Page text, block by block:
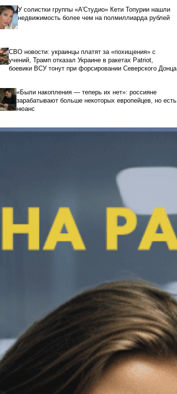
У солистки группы «А'Студио» Кети Топурии нашли
недвижимость более чем на полмиллиарда рублей
СВО новости: украинцы платят за «похищения» с
учений, Трамп отказал Украине в ракетах Patriot,
боевики ВСУ тонут при форсировании Северского Донца
«Были накопления — теперь их нет»: россияне
зарабатывают больше некоторых европейцев, но есть
нюанс